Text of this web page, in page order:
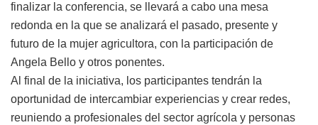
finalizar la conferencia, se llevará a cabo una mesa
redonda en la que se analizará el pasado, presente y
futuro de la mujer agricultora, con la participación de
Angela Bello y otros ponentes.
Al final de la iniciativa, los participantes tendrán la
oportunidad de intercambiar experiencias y crear redes,
reuniendo a profesionales del sector agrícola y personas